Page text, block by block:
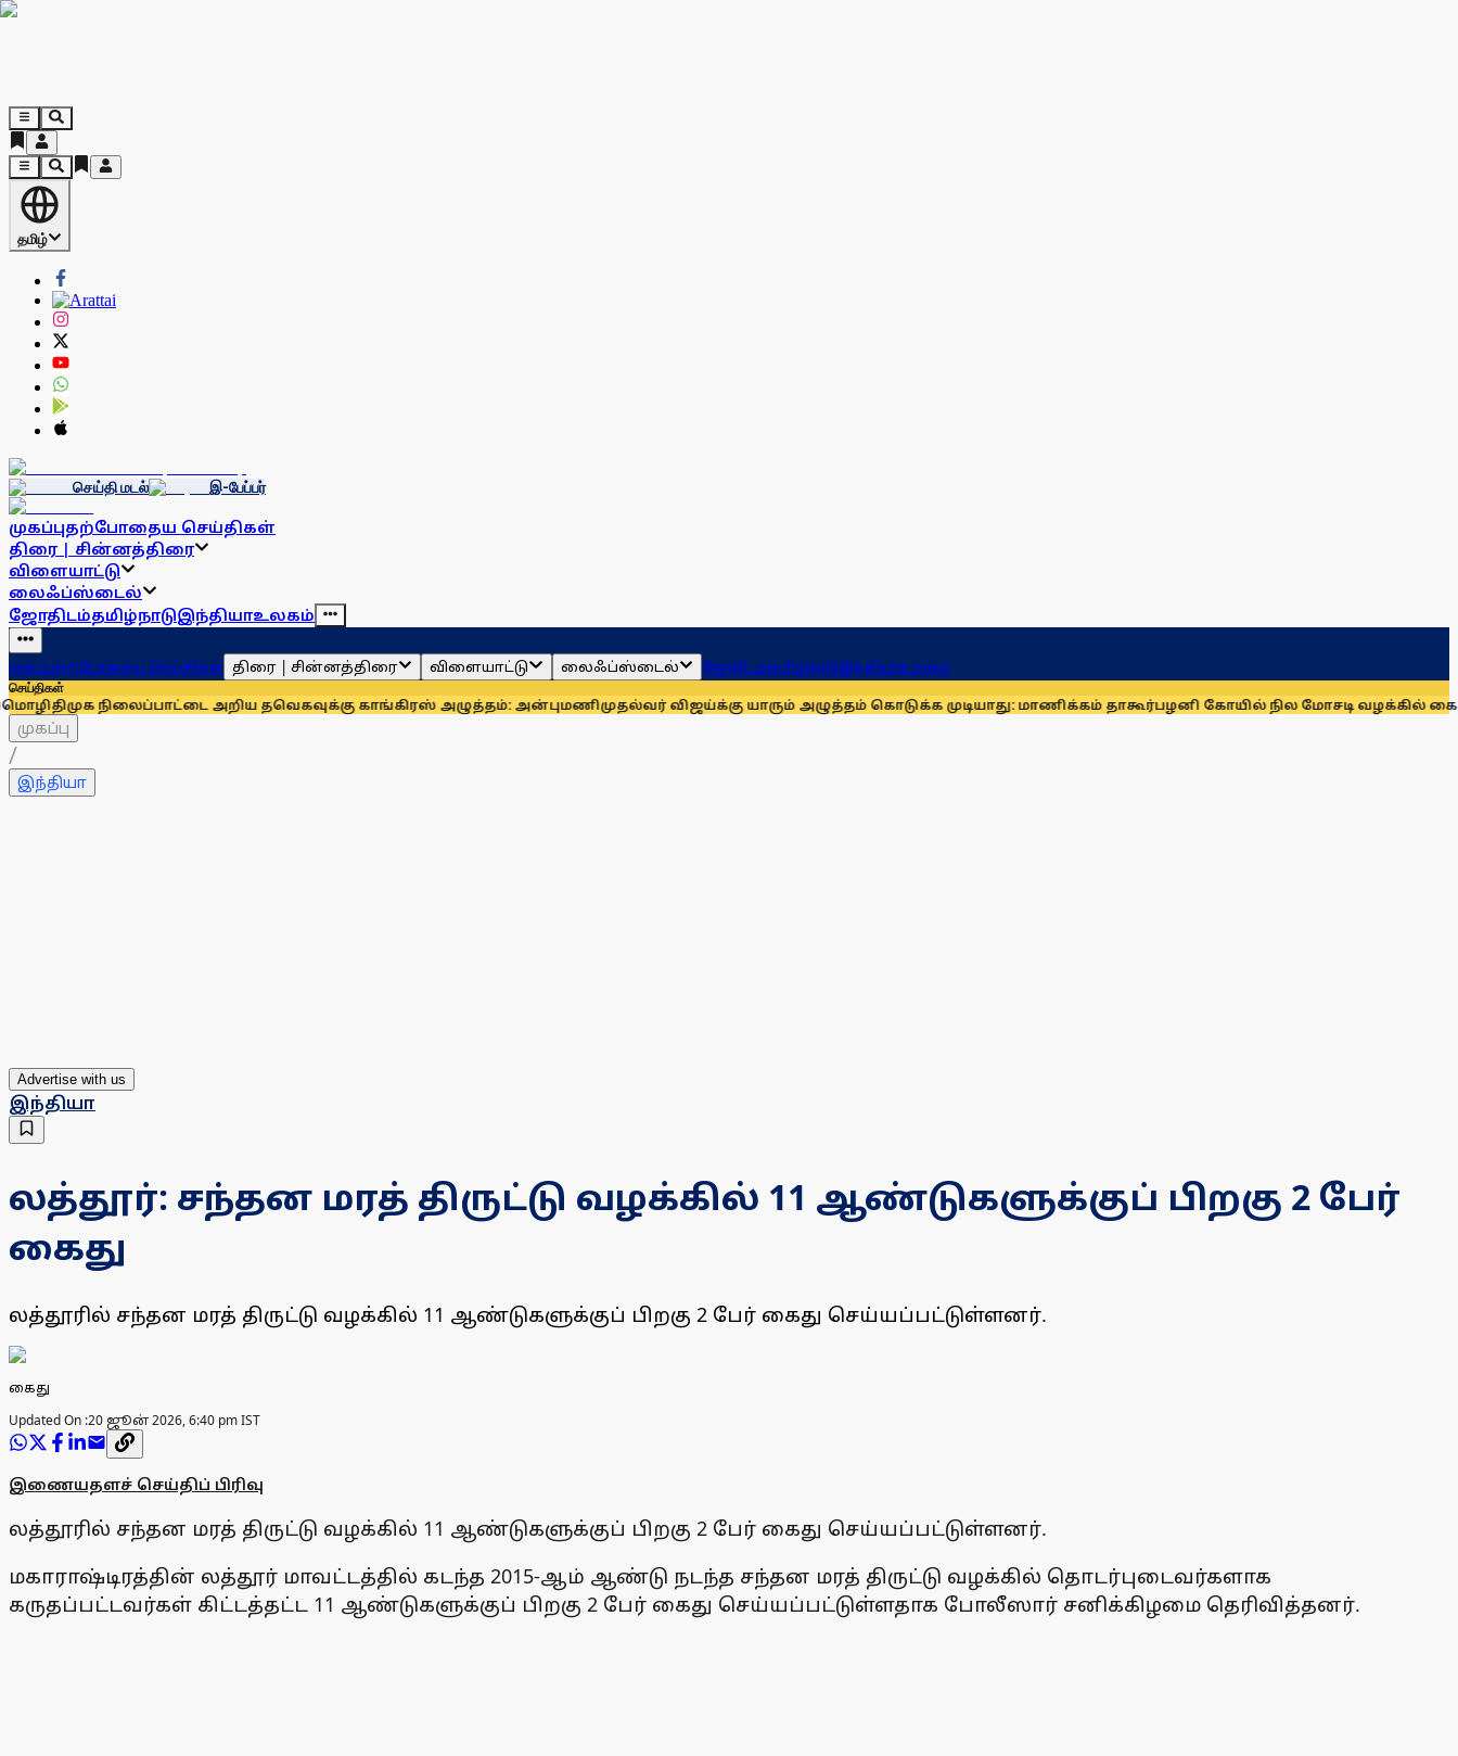
தமிழ்
செய்தி மடல் இ-பேப்பர்
முகப்புதற்போதைய செய்திகள்
திரை | சின்னத்திரை
விளையாட்டு
லைஃப்ஸ்டைல்
ஜோதிடம்தமிழ்நாடுஇந்தியாஉலகம்
முகப்புதற்போதைய செய்திகள் திரை | சின்னத்திரை விளையாட்டு லைஃப்ஸ்டைல் ஜோதிடம்தமிழ்நாடுஇந்தியாஉலகம்
செய்திகள்
நிலைப்பாட்டை அறிய தவெகவுக்கு காங்கிரஸ் அழுத்தம்: அன்புமணிமுதல்வர் விஜய்க்கு யாரும் அழுத்தம் கொடுக்க முடியாது: மாணிக்கம் தாகூர்பழனி கோயில் நில மோசடி வழக்கில் கைதாகி
முகப்பு
/
இந்தியா
Advertise with us
இந்தியா
லத்தூர்: சந்தன மரத் திருட்டு வழக்கில் 11 ஆண்டுகளுக்குப் பிறகு 2 பேர்
கைது
லத்தூரில் சந்தன மரத் திருட்டு வழக்கில் 11 ஆண்டுகளுக்குப் பிறகு 2 பேர் கைது செய்யப்பட்டுள்ளனர்.
கைது
Updated On :20 ஜூன் 2026, 6:40 pm IST
இணையதளச் செய்திப் பிரிவு
லத்தூரில் சந்தன மரத் திருட்டு வழக்கில் 11 ஆண்டுகளுக்குப் பிறகு 2 பேர் கைது செய்யப்பட்டுள்ளனர்.
மகாராஷ்டிரத்தின் லத்தூர் மாவட்டத்தில் கடந்த 2015-ஆம் ஆண்டு நடந்த சந்தன மரத் திருட்டு வழக்கில் தொடர்புடைவர்களாக
கருதப்பட்டவர்கள் கிட்டத்தட்ட 11 ஆண்டுகளுக்குப் பிறகு 2 பேர் கைது செய்யப்பட்டுள்ளதாக போலீஸார் சனிக்கிழமை தெரிவித்தனர்.